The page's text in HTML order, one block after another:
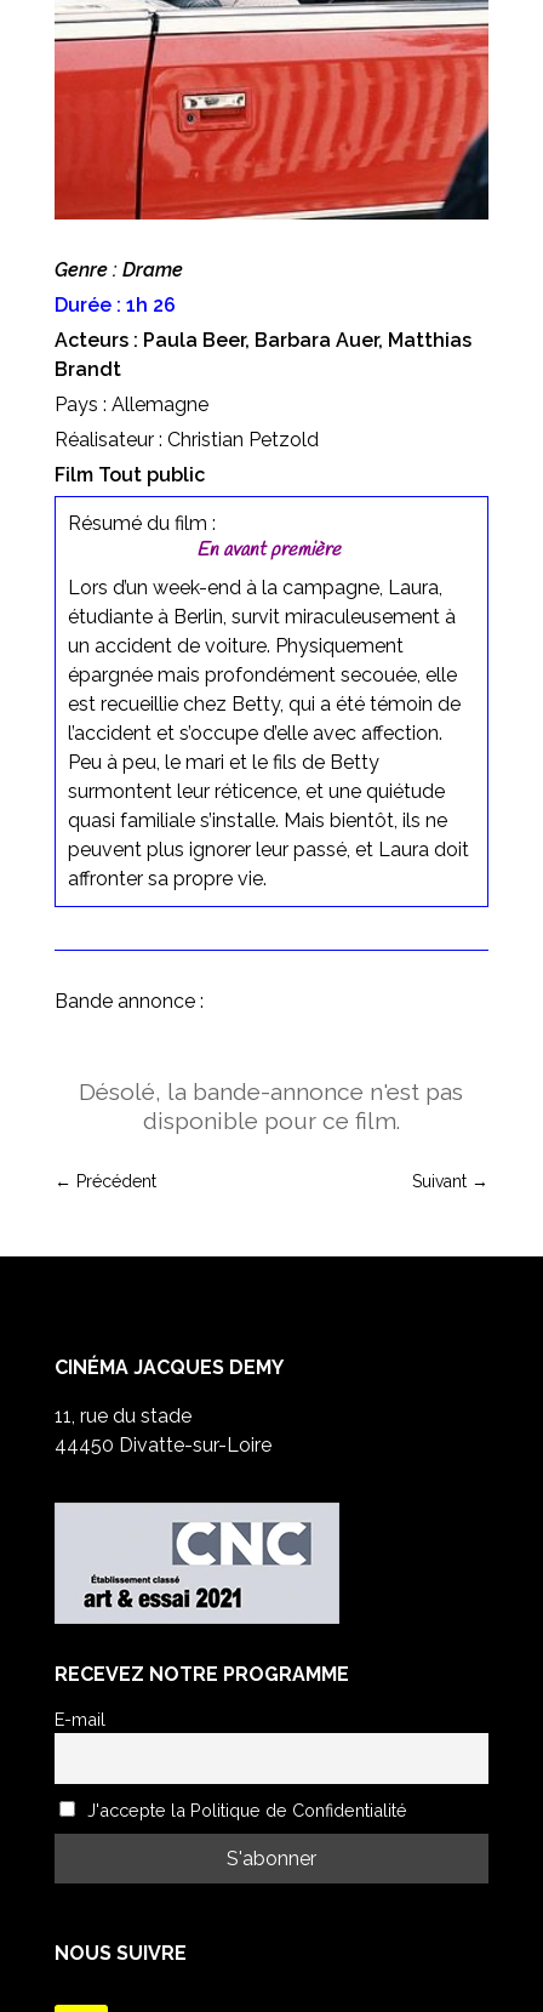
Genre : Drame
Durée : 1h 26
Acteurs : Paula Beer, Barbara Auer, Matthias
Brandt
Pays : Allemagne
Réalisateur : Christian Petzold
Film Tout public
Résumé du film :
En avant première
Lors d’un week-end à la campagne, Laura,
étudiante à Berlin, survit miraculeusement à
un accident de voiture. Physiquement
épargnée mais profondément secouée, elle
est recueillie chez Betty, qui a été témoin de
l’accident et s’occupe d’elle avec affection.
Peu à peu, le mari et le fils de Betty
surmontent leur réticence, et une quiétude
quasi familiale s’installe. Mais bientôt, ils ne
peuvent plus ignorer leur passé, et Laura doit
affronter sa propre vie.
Bande annonce :
Désolé, la bande-annonce n'est pas
disponible pour ce film.
← Précédent Suivant →
CINÉMA JACQUES DEMY
11, rue du stade
44450 Divatte-sur-Loire
RECEVEZ NOTRE PROGRAMME
E-mail
J'accepte la Politique de Confidentialité
NOUS SUIVRE